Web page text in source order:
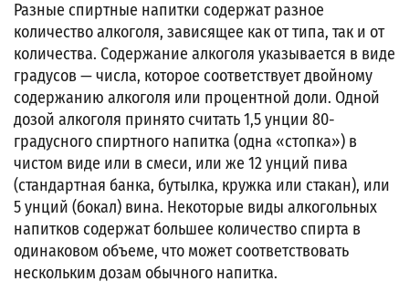
Разные спиртные напитки содержат разное
количество алкоголя, зависящее как от типа, так и от
количества. Содержание алкоголя указывается в виде
градусов — числа, которое соответствует двойному
содержанию алкоголя или процентной доли. Одной
дозой алкоголя принято считать 1,5 унции 80-
градусного спиртного напитка (одна «стопка») в
чистом виде или в смеси, или же 12 унций пива
(стандартная банка, бутылка, кружка или стакан), или
5 унций (бокал) вина. Некоторые виды алкогольных
напитков содержат большее количество спирта в
одинаковом объеме, что может соответствовать
нескольким дозам обычного напитка.